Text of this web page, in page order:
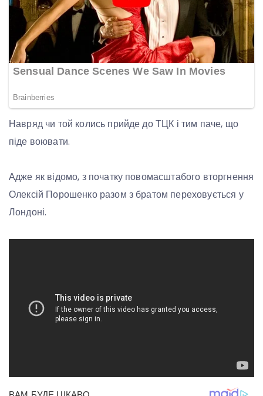
Навряд чи той колись прийде до ТЦК і тим паче, що
піде воювати.
Адже як відомо, з початку повомасштабого вторгнення
Олексій Порошенко разом з братом переховується у
Лондоні.